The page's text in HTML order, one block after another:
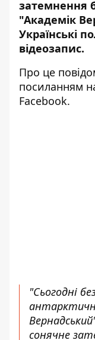
затемнення
"Академік
Українські
відеозапис.
Про це
посиланням
Facebook.
"Сьогодні
сонячне